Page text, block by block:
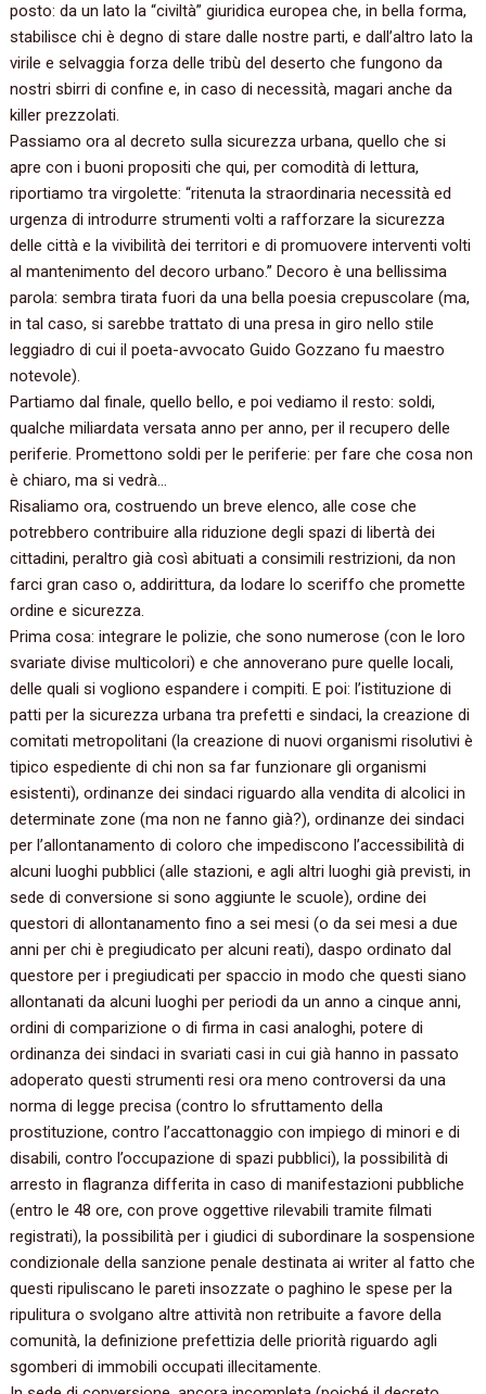
posto: da un lato la “civiltà” giuridica europea che, in bella forma,
stabilisce chi è degno di stare dalle nostre parti, e dall’altro lato la
virile e selvaggia forza delle tribù del deserto che fungono da
nostri sbirri di confine e, in caso di necessità, magari anche da
killer prezzolati.
Passiamo ora al decreto sulla sicurezza urbana, quello che si
apre con i buoni propositi che qui, per comodità di lettura,
riportiamo tra virgolette: “ritenuta la straordinaria necessità ed
urgenza di introdurre strumenti volti a rafforzare la sicurezza
delle città e la vivibilità dei territori e di promuovere interventi volti
al mantenimento del decoro urbano.” Decoro è una bellissima
parola: sembra tirata fuori da una bella poesia crepuscolare (ma,
in tal caso, si sarebbe trattato di una presa in giro nello stile
leggiadro di cui il poeta-avvocato Guido Gozzano fu maestro
notevole).
Partiamo dal finale, quello bello, e poi vediamo il resto: soldi,
qualche miliardata versata anno per anno, per il recupero delle
periferie. Promettono soldi per le periferie: per fare che cosa non
è chiaro, ma si vedrà…
Risaliamo ora, costruendo un breve elenco, alle cose che
potrebbero contribuire alla riduzione degli spazi di libertà dei
cittadini, peraltro già così abituati a consimili restrizioni, da non
farci gran caso o, addirittura, da lodare lo sceriffo che promette
ordine e sicurezza.
Prima cosa: integrare le polizie, che sono numerose (con le loro
svariate divise multicolori) e che annoverano pure quelle locali,
delle quali si vogliono espandere i compiti. E poi: l’istituzione di
patti per la sicurezza urbana tra prefetti e sindaci, la creazione di
comitati metropolitani (la creazione di nuovi organismi risolutivi è
tipico espediente di chi non sa far funzionare gli organismi
esistenti), ordinanze dei sindaci riguardo alla vendita di alcolici in
determinate zone (ma non ne fanno già?), ordinanze dei sindaci
per l’allontanamento di coloro che impediscono l’accessibilità di
alcuni luoghi pubblici (alle stazioni, e agli altri luoghi già previsti, in
sede di conversione si sono aggiunte le scuole), ordine dei
questori di allontanamento fino a sei mesi (o da sei mesi a due
anni per chi è pregiudicato per alcuni reati), daspo ordinato dal
questore per i pregiudicati per spaccio in modo che questi siano
allontanati da alcuni luoghi per periodi da un anno a cinque anni,
ordini di comparizione o di firma in casi analoghi, potere di
ordinanza dei sindaci in svariati casi in cui già hanno in passato
adoperato questi strumenti resi ora meno controversi da una
norma di legge precisa (contro lo sfruttamento della
prostituzione, contro l’accattonaggio con impiego di minori e di
disabili, contro l’occupazione di spazi pubblici), la possibilità di
arresto in flagranza differita in caso di manifestazioni pubbliche
(entro le 48 ore, con prove oggettive rilevabili tramite filmati
registrati), la possibilità per i giudici di subordinare la sospensione
condizionale della sanzione penale destinata ai writer al fatto che
questi ripuliscano le pareti insozzate o paghino le spese per la
ripulitura o svolgano altre attività non retribuite a favore della
comunità, la definizione prefettizia delle priorità riguardo agli
sgomberi di immobili occupati illecitamente.